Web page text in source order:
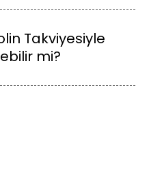
Takviyesiyle
mi?